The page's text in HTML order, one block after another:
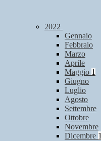
2022
Gennaio
Febbraio
Marzo
Aprile
Maggio 1
Giugno
Luglio
Agosto
Settembre
Ottobre
Novembre
Dicembre 1